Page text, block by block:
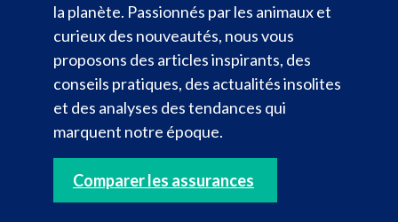
la planète. Passionnés par les animaux et
curieux des nouveautés, nous vous
proposons des articles inspirants, des
conseils pratiques, des actualités insolites
et des analyses des tendances qui
marquent notre époque.
Comparer les assurances